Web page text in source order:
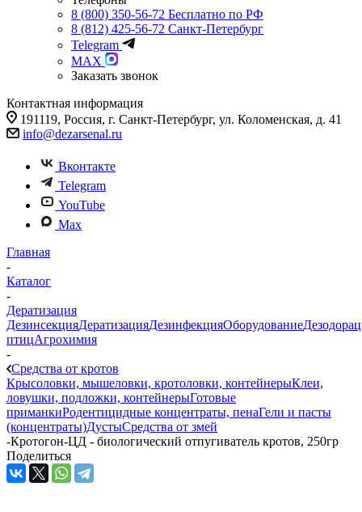
8 (800) 350-56-72 Бесплатно по РФ
8 (812) 425-56-72 Санкт-Петербург
Telegram
MAX
Заказать звонок
Контактная информация
191119, Россия, г. Санкт-Петербург, ул. Коломенская, д. 41
info@dezarsenal.ru
Вконтакте
Telegram
YouTube
Max
Главная
-
Каталог
-
Дератизация
ДезинсекцияДератизацияДезинфекцияОборудование
птицАгрохимия
-
Средства от кротов
Крысоловки, мышеловки, кротоловки, контейнерыКлеи,
ловушки, подложки, контейнерыГотовые
приманкиРодентицидные концентраты, пенаГели и пасты
(концентраты)ДустыСредства от змей
-Кротогон-ЦД - биологический отпугиватель кротов, 250гр
Поделиться